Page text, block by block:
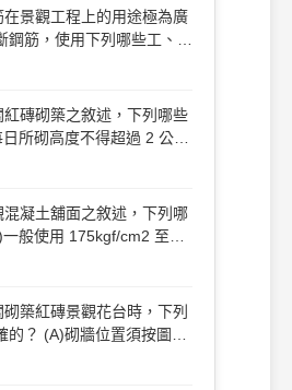
整平地型 (D)修剪 2cm 枝
鋏或手鋸 。
景觀工程上的用途極為廣
鋼筋，使用下列哪些工、器
切斷器 (B)油壓剪 (C)老虎
磚砌築之敘述，下列哪些
所砌高度不得超過 2 公尺
成階梯狀 (C)施作時水泥
佳砌合效果 (D)為使磚塊保
特別考量各皮層間磚塊是否
凝土舖面之敘述，下列哪
般使用 175kgf/cm2 至
(B)原則上應採多次施
摩擦力 (D)表面植石工法可
增益舖面景觀視覺變化 。
築紅磚景觀花台時，下列
的？ (A)砌牆位置須按圖先
並逐皮繪於尺規(皮數桿)上